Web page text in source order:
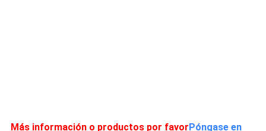
Más información o productos por favorPóngase en